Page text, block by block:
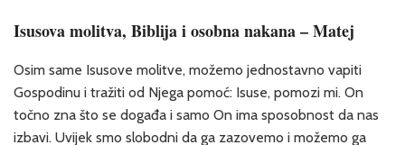
Isusova molitva, Biblija i osobna nakana – Matej
Osim same Isusove molitve, možemo jednostavno vapiti
Gospodinu i tražiti od Njega pomoć: Isuse, pomozi mi. On
točno zna što se događa i samo On ima sposobnost da nas
izbavi. Uvijek smo slobodni da ga zazovemo i možemo ga